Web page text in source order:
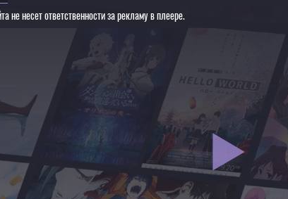
не несет ответственности за рекламу в плеере.
необходимо установить VPN
моей мачехи - Моя бывшая девушка